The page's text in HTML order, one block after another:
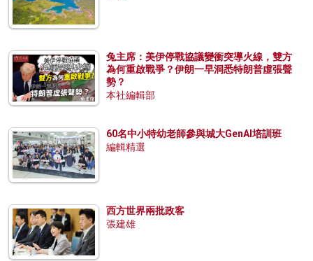
兔主席：美伊停戰協議變衝突導火線，雙方
為何重啟戰爭？伊朗一早洞悉特朗普虛張聲
勢？
本社編輯部
60名中小特幼老師參與城大GenAI培訓班
編輯精選
西方世界兩批政客
張建雄